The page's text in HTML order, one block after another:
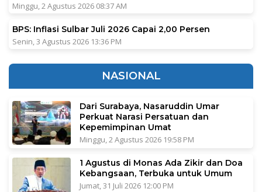
Minggu, 2 Agustus 2026 08:37 AM
BPS: Inflasi Sulbar Juli 2026 Capai 2,00 Persen
Senin, 3 Agustus 2026 13:36 PM
NASIONAL
Dari Surabaya, Nasaruddin Umar
Perkuat Narasi Persatuan dan
Kepemimpinan Umat
Minggu, 2 Agustus 2026 19:58 PM
1 Agustus di Monas Ada Zikir dan Doa
Kebangsaan, Terbuka untuk Umum
Jumat, 31 Juli 2026 12:00 PM